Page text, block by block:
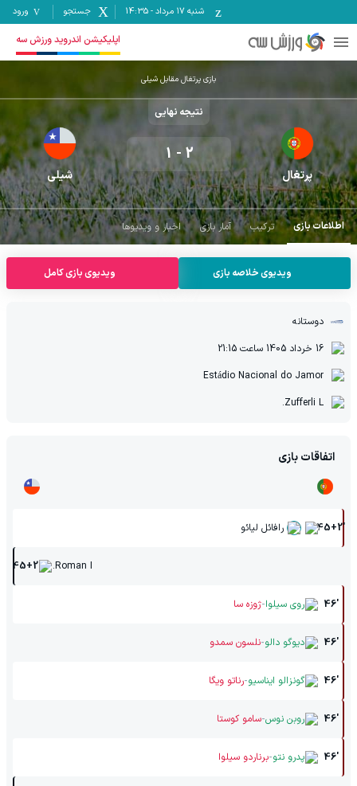
شنبه ۱۷ مرداد -
14:35 جستجو ورود
اپلیکیشن اندروید ورزش سه
بازی پرتغال مقابل شیلی
نتیجه نهایی
پرتغال
2
-
1
شیلی
اطلاعات بازی ترکیب آمار بازی اخبار و ویدیوها
ویدیوی خلاصه بازی ویدیوی بازی کامل
دوستانه
16 خرداد 1405
ساعت 21:15
Estádio Nacional do Jamor
Zufferli L.
اتفاقات بازی
45+2' رافائل لیائو
45+2' Roman I.
46' روی سیلوا-ژوزه سا
46' دیوگو دالو-نلسون سمدو
46' گونزالو ایناسیو-رناتو ویگا
46' روبن نوس-سامو کوستا
46' پدرو نتو-برناردو سیلوا